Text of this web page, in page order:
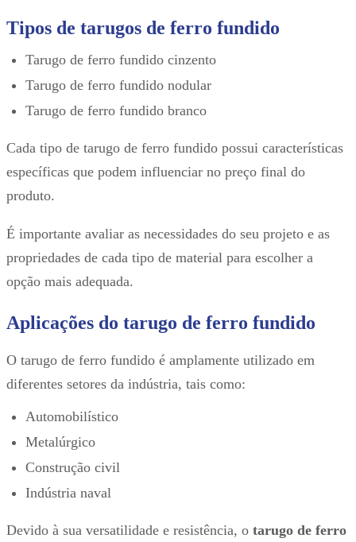
Tipos de tarugos de ferro fundido
Tarugo de ferro fundido cinzento
Tarugo de ferro fundido nodular
Tarugo de ferro fundido branco
Cada tipo de tarugo de ferro fundido possui características
específicas que podem influenciar no preço final do
produto.
É importante avaliar as necessidades do seu projeto e as
propriedades de cada tipo de material para escolher a
opção mais adequada.
Aplicações do tarugo de ferro fundido
O tarugo de ferro fundido é amplamente utilizado em
diferentes setores da indústria, tais como:
Automobilístico
Metalúrgico
Construção civil
Indústria naval
Devido à sua versatilidade e resistência, o tarugo de ferro